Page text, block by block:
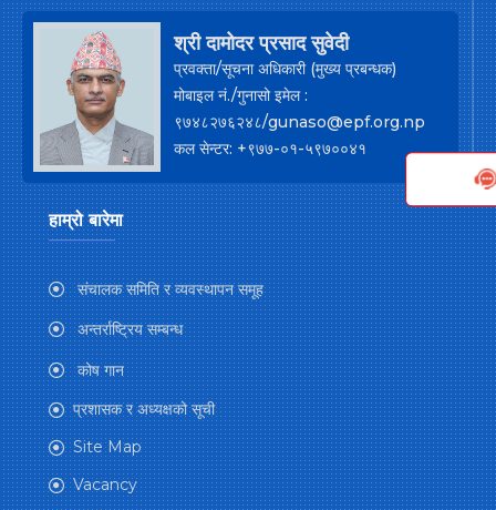
श्री दामोदर प्रसाद सुवेदी
प्रवक्ता/सूचना अधिकारी (मुख्य प्रबन्धक)
मोबाइल नं./गुनासो इमेल :
९७४८२७६२४८/gunaso@epf.org.np
कल सेन्टर: +९७७-०१-५९७००४१
हाम्रो बारेमा
संचालक समिति र व्यवस्थापन समूह
अन्तर्राष्ट्रिय सम्बन्ध
कोष गान
प्रशासक र अध्यक्षको सूची
Site Map
Vacancy